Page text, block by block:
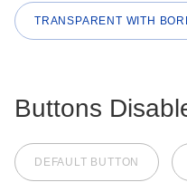
TRANSPARENT WITH
Buttons
DEFAULT BUTTON